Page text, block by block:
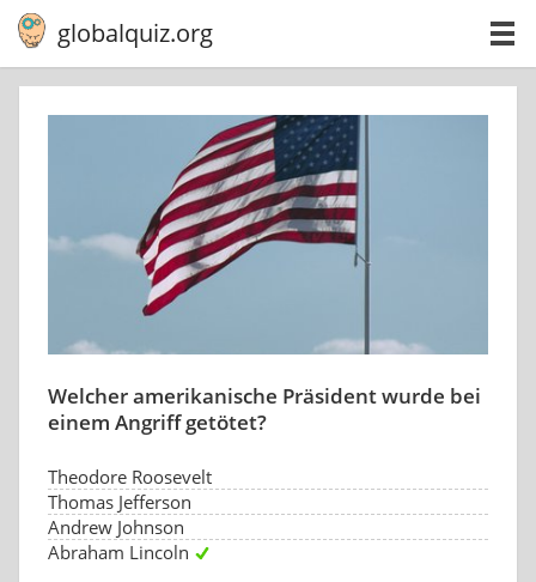
globalquiz.org
Welcher amerikanische Präsident wurde bei
einem Angriff getötet?
Theodore Roosevelt
Thomas Jefferson
Andrew Johnson
Abraham Lincoln